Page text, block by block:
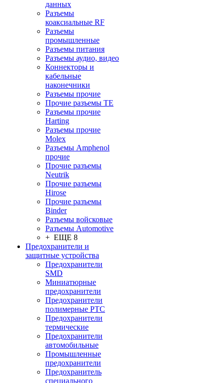
данных
Разъeмы
коаксиальные RF
Разъeмы
промышленные
Разъeмы питания
Разъeмы аудио, видео
Коннекторы и
кабельные
наконечники
Разъeмы прочие
Прочие разъемы TE
Разъемы прочие
Harting
Разъемы прочие
Molex
Разъемы Amphenol
прочие
Прочие разъемы
Neutrik
Прочие разъемы
Hirose
Прочие разъемы
Binder
Разъемы войсковые
Разъeмы Automotive
+ ЕЩЕ 8
Предохранители и
защитные устройства
Предохранители
SMD
Миниатюрные
предохранители
Предохранители
полимерные PTC
Предохранители
термические
Предохранители
автомобильные
Промышленные
предохранители
Предохранитель
специального